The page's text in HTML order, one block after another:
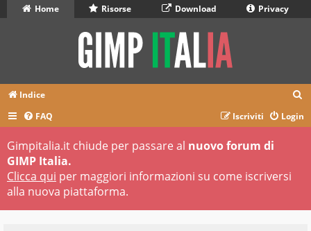
Home Risorse Download Privacy
Indice
r
FAQ Login
Iscriviti
Gimpitalia.it chiude per passare al nuovo forum di
GIMP Italia.
Clicca qui per maggiori informazioni su come iscriversi
alla nuova piattaforma.